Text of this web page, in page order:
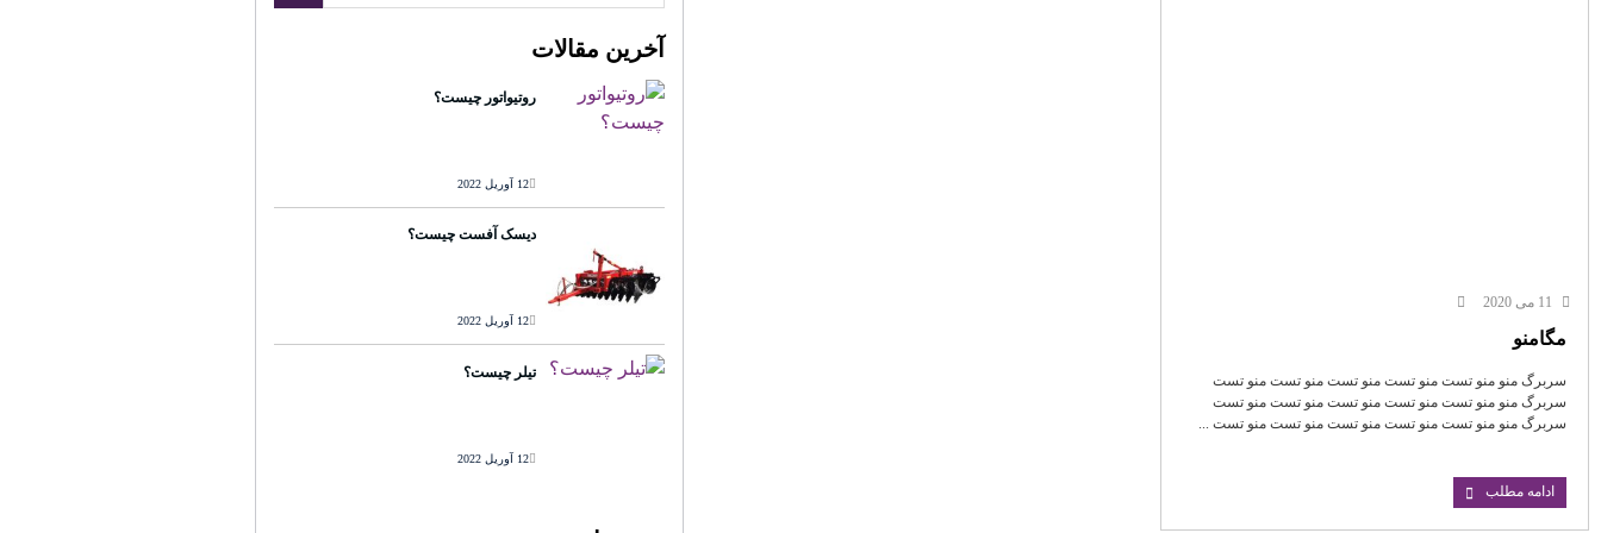
مگامنو
سربرگ منو منو تست منو تست منو تست منو تست منو تست
سربرگ منو منو تست منو تست منو تست منو تست منو تست
سربرگ منو منو تست منو تست منو تست منو تست منو تست ...
ادامه مطلب
آخرین مقالات
روتیواتور چیست؟
12 آوریل 2022
دیسک آفست چیست؟
12 آوریل 2022
تیلر چیست؟
12 آوریل 2022